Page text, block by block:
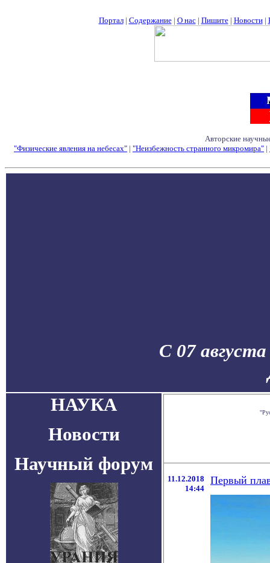
Портал| Содержание| О нас| Пишите| Новости|
Авторские
"Физические явления на небесах" | "Неизбежность странного микромира" |
С 07
НАУКА
Новости
Научный форум
11.12.2018
14:44
Первый